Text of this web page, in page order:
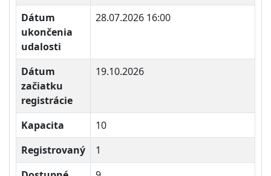
Dátum
ukončenia
udalosti
28.07.2026 16:00
Dátum
začiatku
registrácie
19.10.2026
Kapacita
10
Registrovaný
1